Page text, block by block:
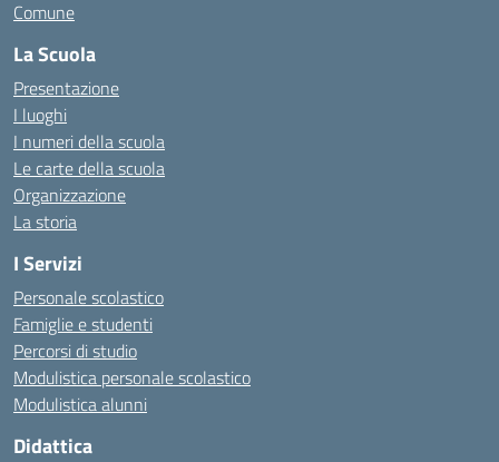
Comune
La Scuola
Presentazione
I luoghi
I numeri della scuola
Le carte della scuola
Organizzazione
La storia
I Servizi
Personale scolastico
Famiglie e studenti
Percorsi di studio
Modulistica personale scolastico
Modulistica alunni
Didattica